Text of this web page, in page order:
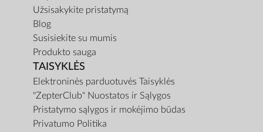
Užsisakykite pristatymą
Blog
Susisiekite su mumis
Produkto sauga
TAISYKLĖS
Elektroninės parduotuvės Taisyklės
"ZepterClub" Nuostatos ir Sąlygos
Pristatymo sąlygos ir mokėjimo būdas
Privatumo Politika